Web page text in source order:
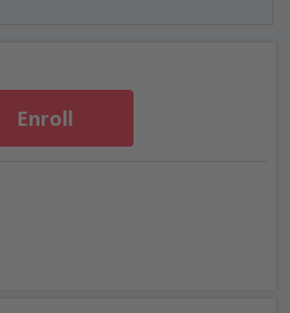
Enroll